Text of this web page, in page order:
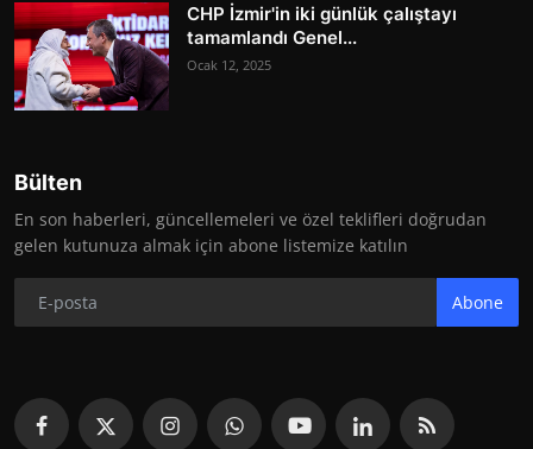
CHP İzmir'in iki günlük çalıştayı
tamamlandı Genel...
Ocak 12, 2025
Bülten
En son haberleri, güncellemeleri ve özel teklifleri doğrudan
gelen kutunuza almak için abone listemize katılın
Abone